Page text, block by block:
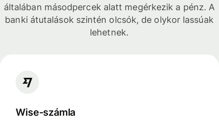
általában másodpercek alatt megérkezik a pénz. A
banki átutalások szintén olcsók, de olykor lassúak
lehetnek.
Wise-számla